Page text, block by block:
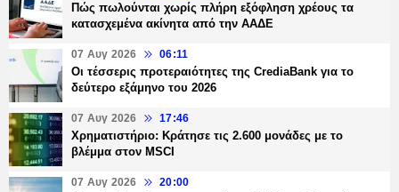
Πώς πωλούνται χωρίς πλήρη εξόφληση χρέους τα
κατασχεμένα ακίνητα από την ΑΑΔΕ
07 Αυγ 2026 06:11
Οι τέσσερις προτεραιότητες της CrediaBank για το
δεύτερο εξάμηνο του 2026
07 Αυγ 2026 17:46
Χρηματιστήριο: Κράτησε τις 2.600 μονάδες με το
βλέμμα στον MSCI
07 Αυγ 2026 20:00